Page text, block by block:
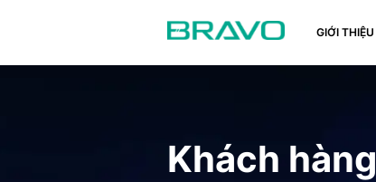
GIỚI THIỆU
Khách hàng